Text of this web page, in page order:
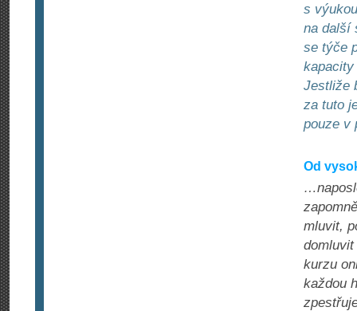
s
na další
se týče
Jestliže
za tuto
pouze v
Od
mluvit,
kurzu
každou